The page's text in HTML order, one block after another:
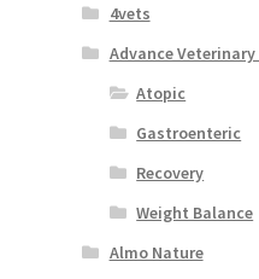
4vets
Advance Veterinary
Atopic
Gastroenteric
Recovery
Weight Balance
Almo Nature